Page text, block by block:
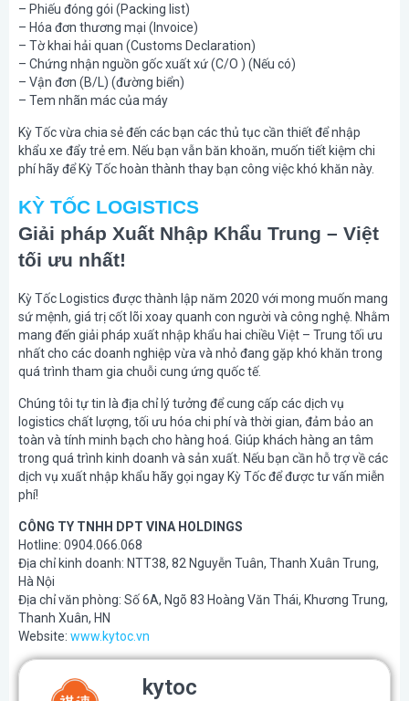
– Phiếu đóng gói (Packing list)
– Hóa đơn thương mại (Invoice)
– Tờ khai hải quan (Customs Declaration)
– Chứng nhận nguồn gốc xuất xứ (C/O ) (Nếu có)
– Vận đơn (B/L) (đường biển)
– Tem nhãn mác của máy
Kỳ Tốc vừa chia sẻ đến các bạn các thủ tục cần thiết để nhập
khẩu xe đẩy trẻ em. Nếu bạn vẫn băn khoăn, muốn tiết kiệm chi
phí hãy để Kỳ Tốc hoàn thành thay bạn công việc khó khăn này.
KỲ TỐC LOGISTICS
Giải pháp Xuất Nhập Khẩu Trung – Việt
tối ưu nhất!
Kỳ Tốc Logistics được thành lập năm 2020 với mong muốn mang
sứ mệnh, giá trị cốt lõi xoay quanh con người và công nghệ. Nhằm
mang đến giải pháp xuất nhập khẩu hai chiều Việt – Trung tối ưu
nhất cho các doanh nghiệp vừa và nhỏ đang gặp khó khăn trong
quá trình tham gia chuỗi cung ứng quốc tế.
Chúng tôi tự tin là địa chỉ lý tưởng để cung cấp các dịch vụ
logistics chất lượng, tối ưu hóa chi phí và thời gian, đảm bảo an
toàn và tính minh bạch cho hàng hoá. Giúp khách hàng an tâm
trong quá trình kinh doanh và sản xuất. Nếu bạn cần hỗ trợ về các
dịch vụ xuất nhập khẩu hãy gọi ngay Kỳ Tốc để được tư vấn miễn
phí!
CÔNG TY TNHH DPT VINA HOLDINGS
Hotline: 0904.066.068
Địa chỉ kinh doanh: NTT38, 82 Nguyễn Tuân, Thanh Xuân Trung,
Hà Nội
Địa chỉ văn phòng: Số 6A, Ngõ 83 Hoàng Văn Thái, Khương Trung,
Thanh Xuân, HN
Website: www.kytoc.vn
kytoc